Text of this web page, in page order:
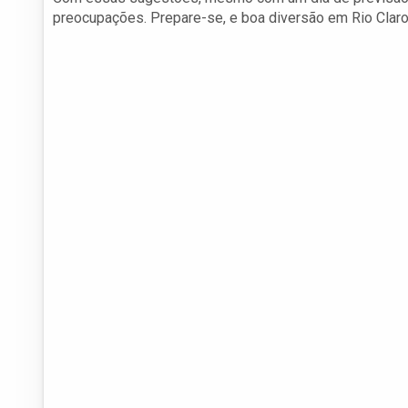
preocupações. Prepare-se, e boa diversão em Rio